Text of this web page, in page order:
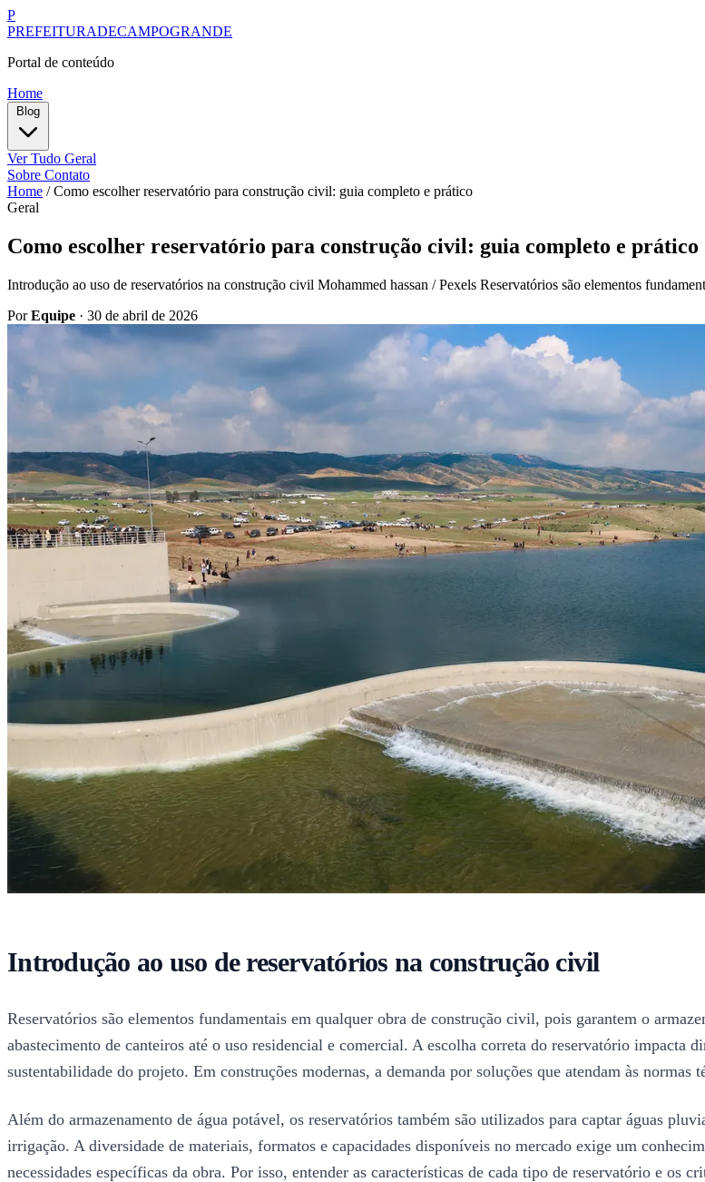
P
PREFEITURADECAMPOGRANDE
Portal de conteúdo
Home
Ver Tudo Geral
Sobre Contato
Home / Como escolher reservatório para construção civil: guia completo e prático
Geral
Como escolher reservatório para construção civil: guia completo e prático
Introdução ao uso de reservatórios na construção civil Mohammed hassan / Pexels Reservatórios são elementos
PorEquipe · 30 de abril de 2026
Introdução ao uso de reservatórios na construção civil
Reservatórios são elementos fundamentais em qualquer obra de construção civil, pois garantem o
abastecimento de canteiros até o uso residencial e comercial. A escolha correta do reservatório impacta
sustentabilidade do projeto. Em construções modernas, a demanda por soluções que atendam às normas
Além do armazenamento de água potável, os reservatórios também são utilizados para captar águas
irrigação. A diversidade de materiais, formatos e capacidades disponíveis no mercado exige um
necessidades específicas da obra. Por isso, entender as características de cada tipo de reservatório e os